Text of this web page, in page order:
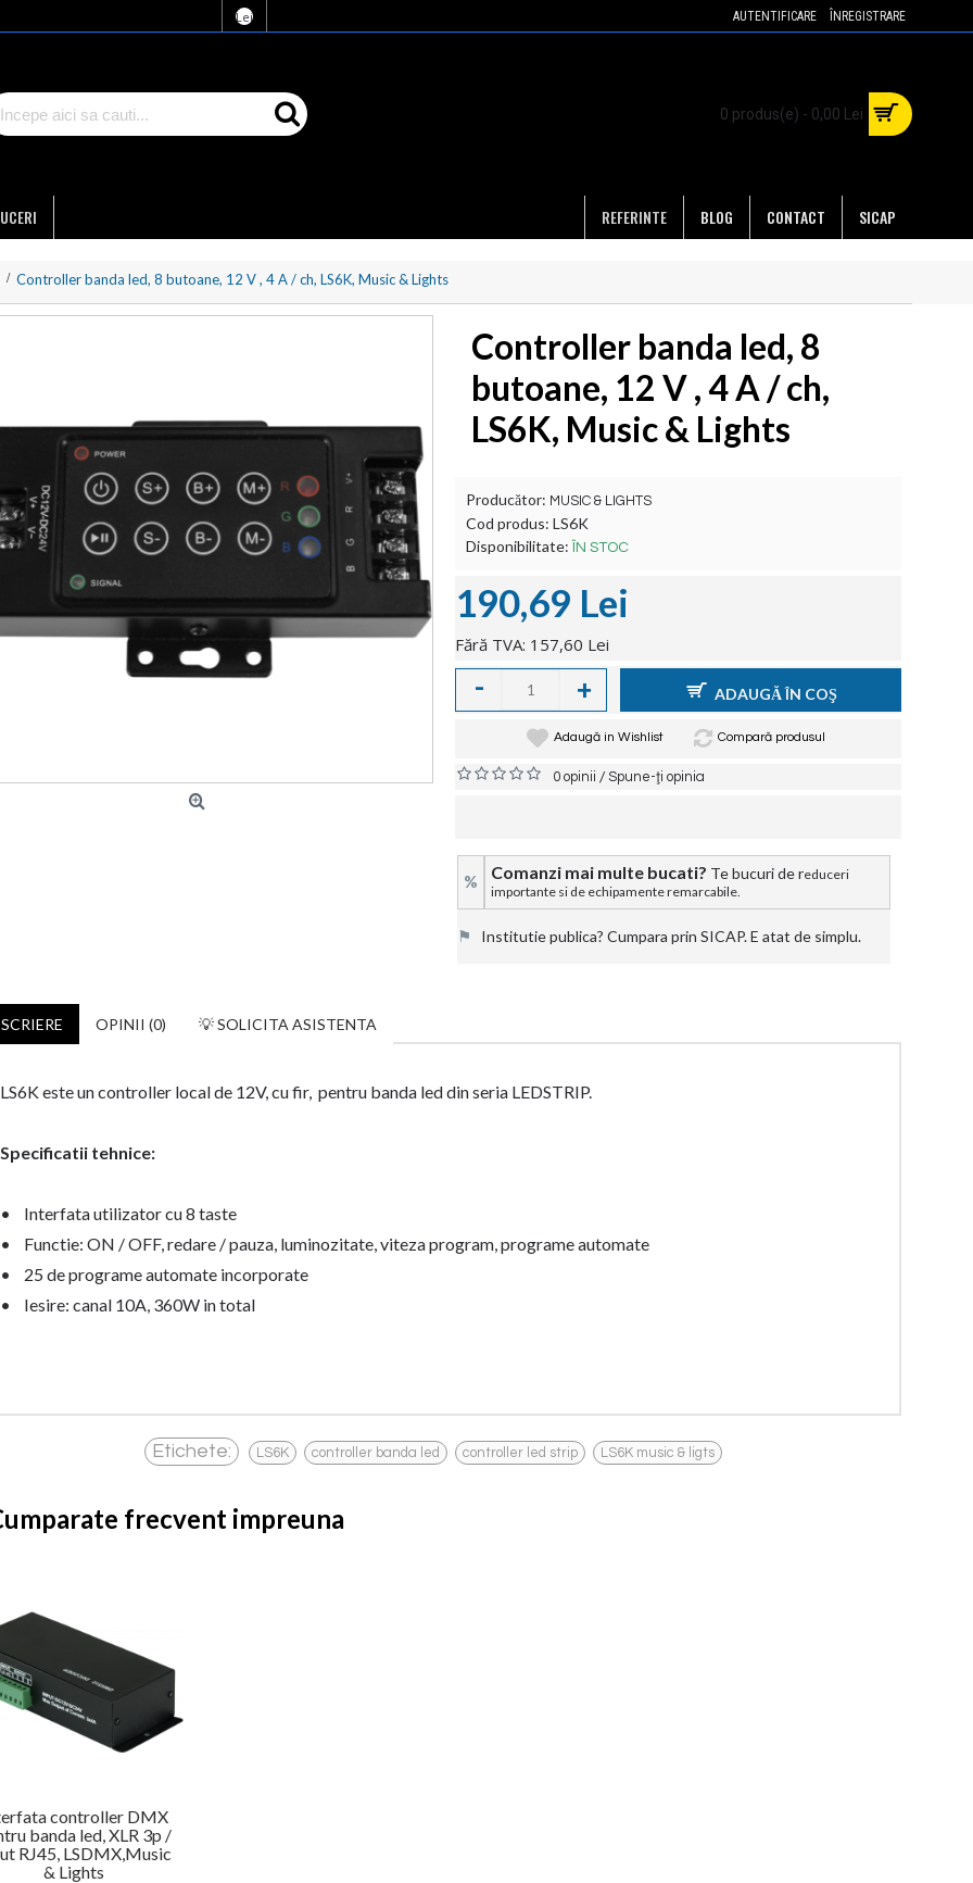
Lei AUTENTIFICARE ÎNREGISTRARE
0 produs(e) - 0,00 Lei
SICAP
CONTACT
BLOG
REFERINTE
Controller banda led, 8 butoane, 12 V , 4 A / ch, LS6K, Music & Lights
Controller banda led, 8
butoane, 12 V , 4 A / ch,
LS6K, Music & Lights
Producător: MUSIC & LIGHTS
Cod produs: LS6K
Disponibilitate: ÎN STOC
190,69 Lei
Fără TVA: 157,60 Lei
- + ADAUGĂ ÎN COŞ
Adaugă in Wishlist Compară produsul
0 opinii /Spune-ţi opinia
% Comanzi mai multe bucati? Te bucuri de reduceri
importante si de echipamente remarcabile.
⚑ Institutie publica? Cumpara prin SICAP. E atat de simplu.
OPINII (0) 💡 SOLICITA ASISTENTA
LS6K este un controller local de 12V, cu fir, pentru banda led din seria LEDSTRIP.
Specificatii tehnice:
• Interfata utilizator cu 8 taste
• Functie: ON / OFF, redare / pauza, luminozitate, viteza program, programe automate
• 25 de programe automate incorporate
• Iesire: canal 10A, 360W in total
Etichete: LS6K controller banda led controller led strip LS6K music & ligts
frecvent impreuna
controller DMX
banda led, XLR 3p /
RJ45, LSDMX,Music
& Lights